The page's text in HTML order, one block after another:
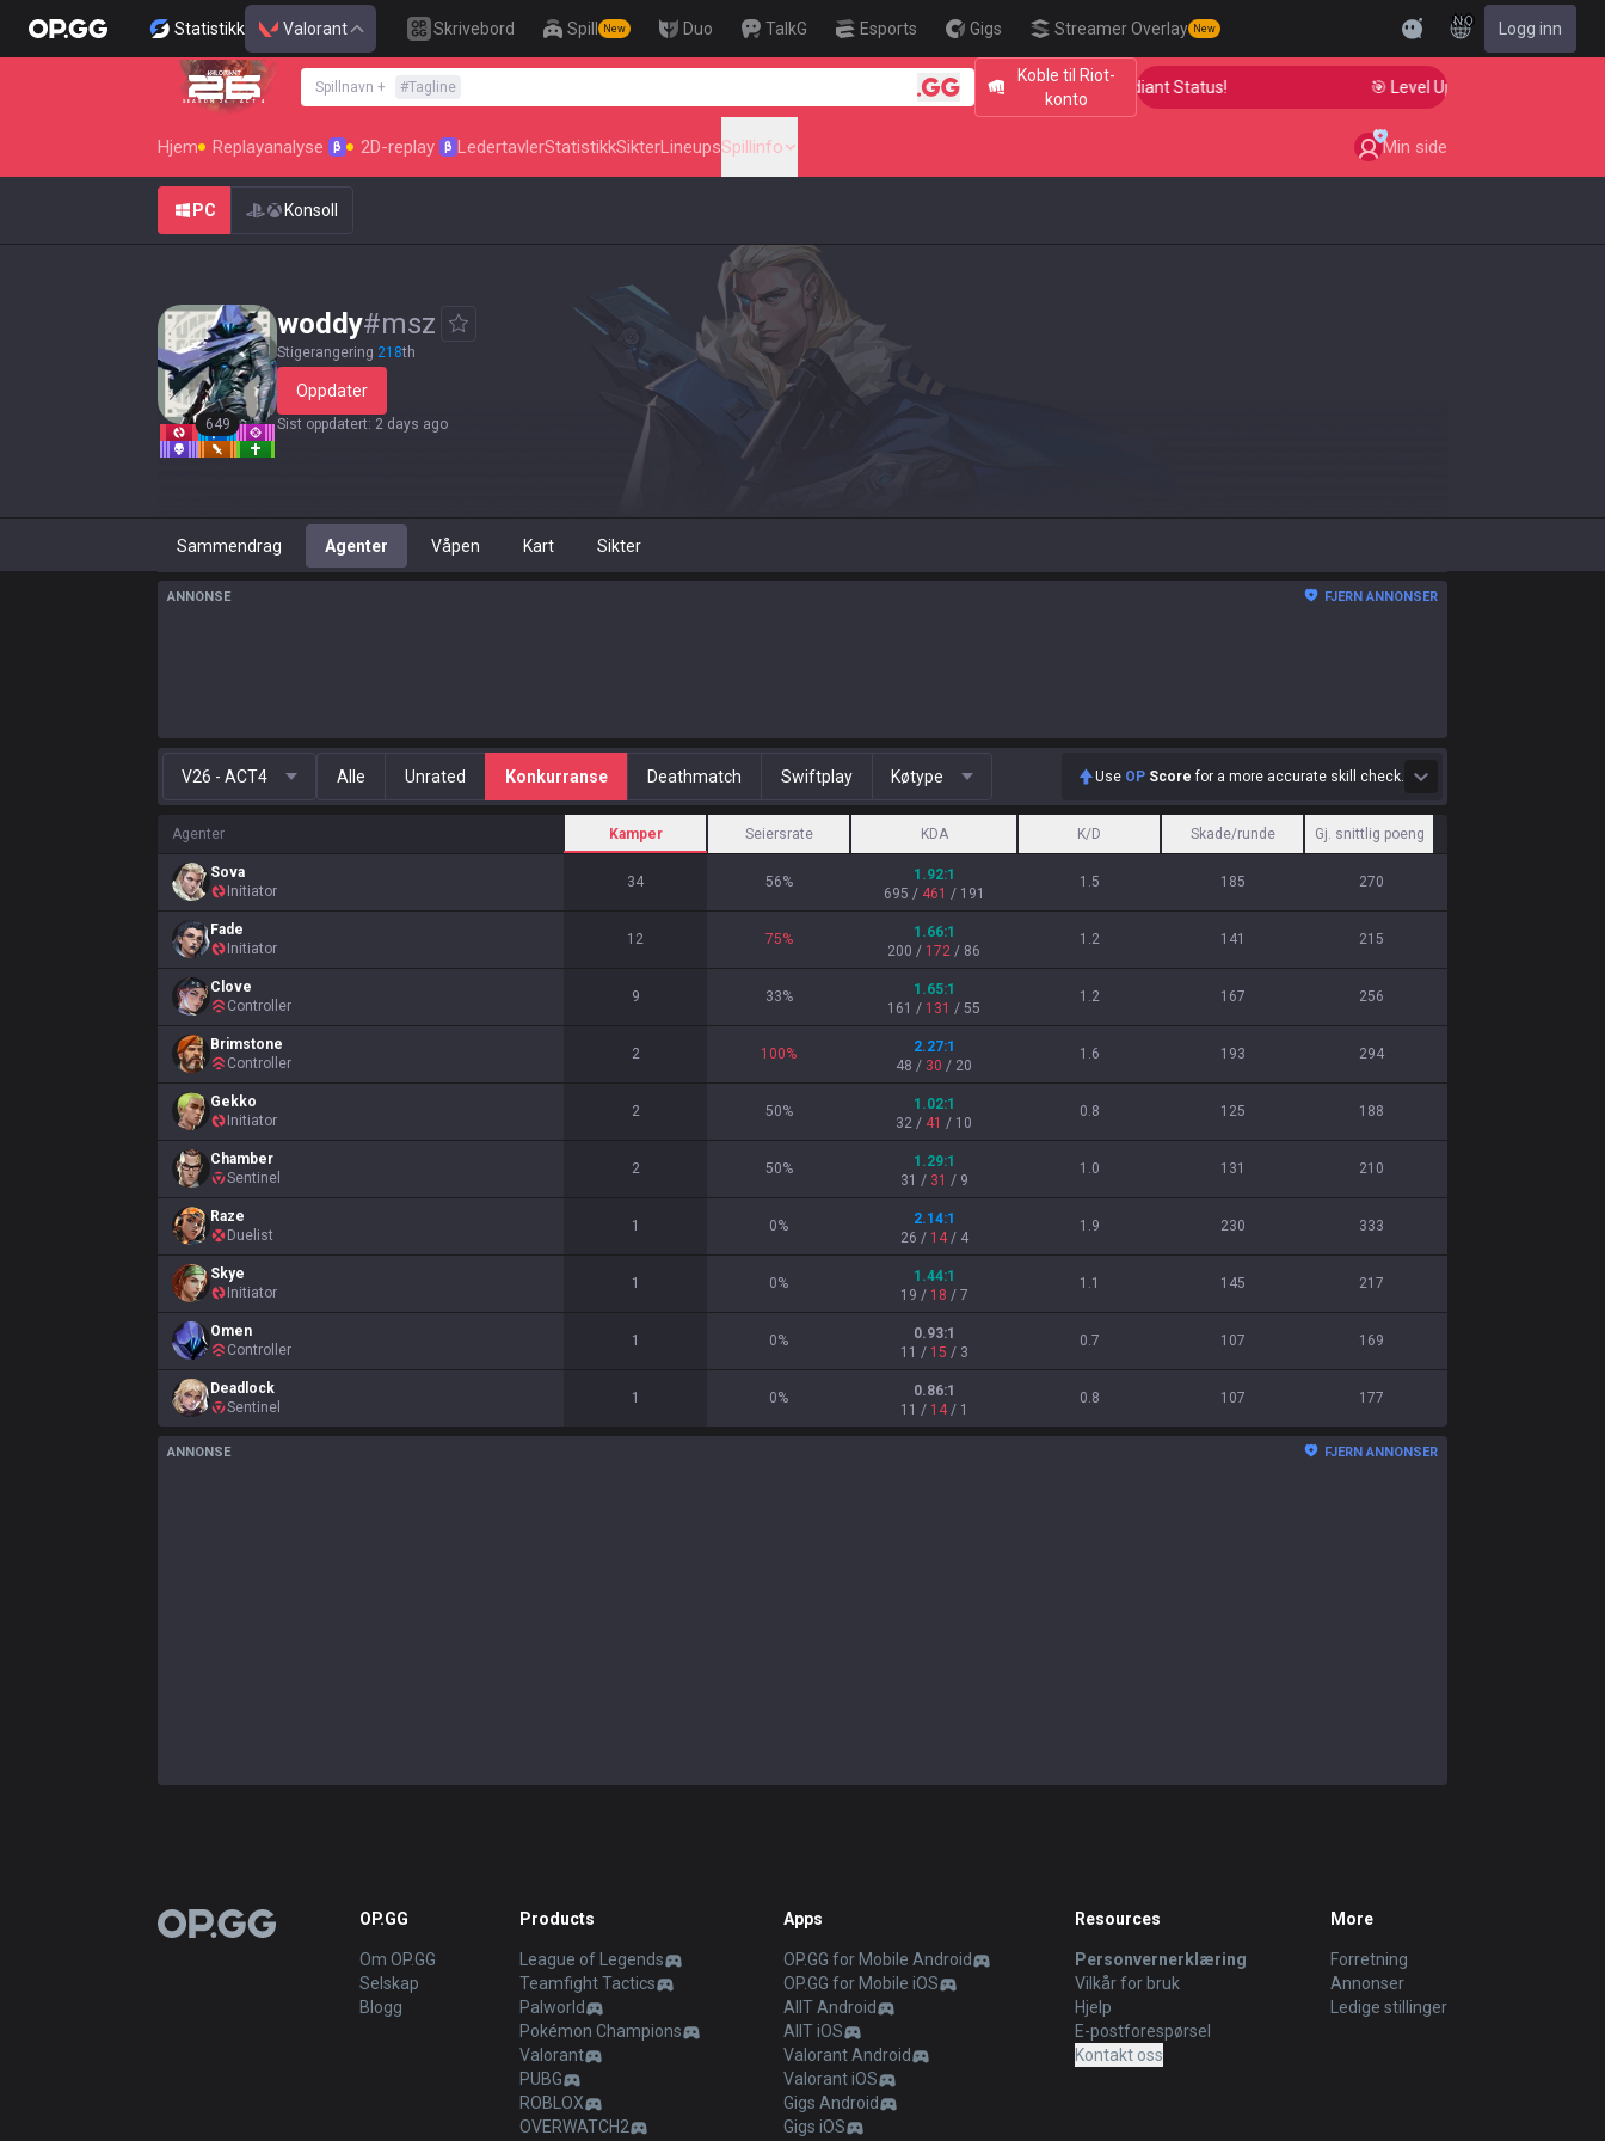
Statistikk Valorant Skrivebord Spill New Duo TalkG Esports Gigs Streamer Overlay New
NO Logg inn
SEASON 26 : ACT 4
Spillnavn + #Tagline
Koble til Riot-
konto
🎯 Level Up Your Aim to Radiant Status! 🎯 Level Up Your Aim to Radiant
Hjem Replayanalyse β 2D-replay β LedertavlerStatistikkSikterLineupsSpillinfo Min side
PC Konsoll
649
woddy#msz
Stigerangering 218th
Oppdater
Sist oppdatert: 2 days ago
Sammendrag Agenter Våpen Kart Sikter
ANNONSE FJERN ANNONSER
V26 - ACT4 Alle Unrated Konkurranse Deathmatch Swiftplay Køtype Use OP Score for a more accurate skill check.
Agenter Kamper Seiersrate KDA K/D Skade/runde Gj. snittlig poeng
Sova
Initiator
34 56% 1.92:1
695 / 461 / 191
1.5 185 270
Fade
Initiator
12 75% 1.66:1
200 / 172 / 86
1.2 141 215
Clove
Controller
9 33% 1.65:1
161 / 131 / 55
1.2 167 256
Brimstone
Controller
2 100% 2.27:1
48 / 30 / 20
1.6 193 294
Gekko
Initiator
2 50% 1.02:1
32 / 41 / 10
0.8 125 188
Chamber
Sentinel
2 50% 1.29:1
31 / 31 / 9
1.0 131 210
Raze
Duelist
1 0% 2.14:1
26 / 14/ 4
1.9 230 333
Skye
Initiator
1 0% 1.44:1
19 / 18 / 7
1.1 145 217
Omen
Controller
1 0% 0.93:1
11 / 15 / 3
0.7 107 169
Deadlock
Sentinel
1 0% 0.86:1
11 / 14/ 1
0.8 107 177
ANNONSE FJERN ANNONSER
OP.GG OP.GG
Om OP.GG
Selskap
Blogg
Products
League of Legends
Teamfight Tactics
Palworld
Pokémon Champions
Valorant
PUBG
ROBLOX
OVERWATCH2
Apps
OP.GG for Mobile Android
OP.GG for Mobile iOS
AllT Android
AllT iOS
Valorant Android
Valorant iOS
Gigs Android
Gigs iOS
Resources
Personvernerklæring
Vilkår for bruk
Hjelp
E-postforespørsel
Kontakt oss
More
Forretning
Annonser
Ledige stillinger